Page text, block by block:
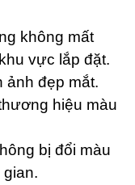
không mất
vực lắp đặt.
ảnh đẹp mắt.
hiệu màu
bị đổi màu